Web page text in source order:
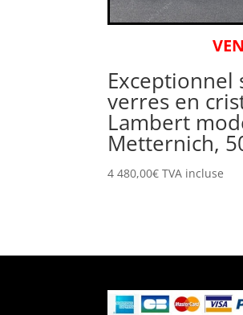
Exceptionnel
verres en
Lambert
Metternich,
4 480,00€ TVA incluse